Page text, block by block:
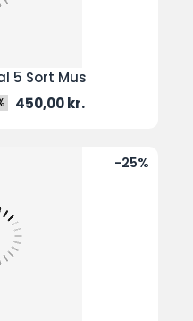
5 Sort Mus
Pris
450,00 kr.
-25%